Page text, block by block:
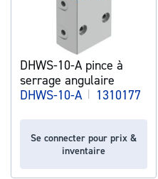
DHWS-10-A pince à
serrage angulaire
DHWS-10-A | 1310177
Se connecter pour prix &
inventaire